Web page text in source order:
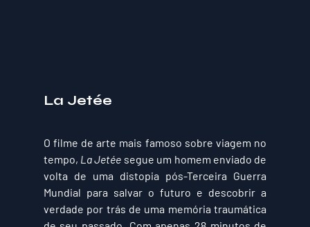
La Jetée
O filme de arte mais famoso sobre viagem no
tempo, La Jetée segue um homem enviado de
volta de uma distopia pós-Terceira Guerra
Mundial para salvar o futuro e descobrir a
verdade por trás de uma memória traumática